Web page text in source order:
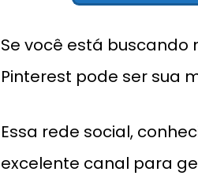
Se você está
Pinterest pode ser sua
Essa rede social,
excelente canal para